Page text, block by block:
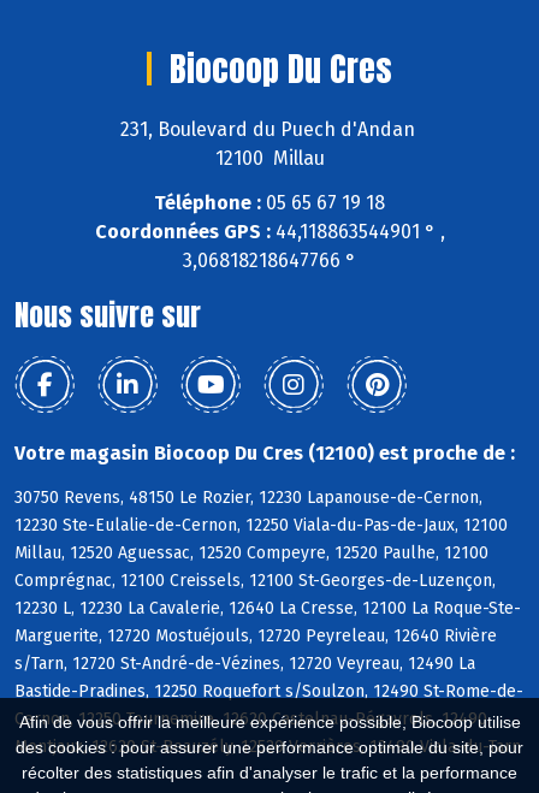
Afin de vous offrir la meilleure expérience possible, Biocoop utilise
des cookies : pour assurer une performance optimale du site, pour
récolter des statistiques afin d'analyser le trafic et la performance
Biocoop Du Cres
231, Boulevard du Puech d'Andan
12100 Millau
Téléphone : 05 65 67 19 18
Coordonnées GPS :44,118863544901 ° ,
3,06818218647766 °
Nous suivre sur
Votre magasin Biocoop Du Cres (12100) est proche de :
30750 Revens, 48150 Le Rozier, 12230 Lapanouse-de-Cernon,
12230 Ste-Eulalie-de-Cernon, 12250 Viala-du-Pas-de-Jaux, 12100
Millau, 12520 Aguessac, 12520 Compeyre, 12520 Paulhe, 12100
Comprégnac, 12100 Creissels, 12100 St-Georges-de-Luzençon,
12230 L, 12230 La Cavalerie, 12640 La Cresse, 12100 La Roque-Ste-
Marguerite, 12720 Mostuéjouls, 12720 Peyreleau, 12640 Rivière
s/Tarn, 12720 St-André-de-Vézines, 12720 Veyreau, 12490 La
Bastide-Pradines, 12250 Roquefort s/Soulzon, 12490 St-Rome-de-
Cernon, 12250 Tournemire, 12620 Castelnau-Pégayrols, 12490
Montjaux, 12620 St-Beauzély, 12520 Verrières, 12490 Viala-du-Tarn